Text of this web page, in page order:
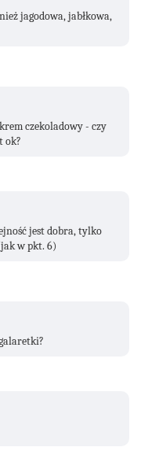
jagodowa, jabłkowa,
czekoladowy - czy
ok?
jest dobra, tylko
w pkt. 6)